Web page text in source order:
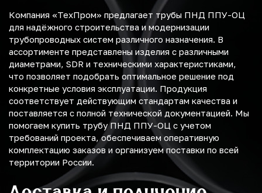
Компания «ТехПром» предлагает трубы ПНД ППУ-ОЦ
для надёжного строительства и модернизации
трубопроводных систем различного назначения. В
ассортименте представлены изделия с различными
диаметрами, SDR и техническими характеристиками,
что позволяет подобрать оптимальное решение под
конкретные условия эксплуатации. Продукция
соответствует действующим стандартам качества и
поставляется с полной технической документацией. Мы
помогаем купить трубу ПНД ППУ-ОЦ с учетом
требований проекта, обеспечиваем оперативную
комплектацию заказов и организуем поставки по всей
территории России.